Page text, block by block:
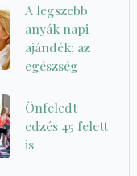
A legszebb
anyák napi
ajándék: az
egészség
Önfeledt
edzés 45 felett
is